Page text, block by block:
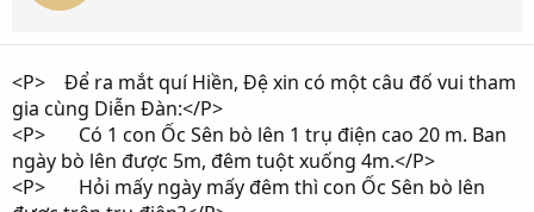
h
i
t
ạ
o
i
<P> Để ra mắt quí Hiền, Đệ xin có một câu đố vui tham
gia cùng Diễn Đàn:</P>
<P> Có 1 con Ốc Sên bò lên 1 trụ điện cao 20 m. Ban
ngày bò lên được 5m, đêm tuột xuống 4m.</P>
<P> Hỏi mấy ngày mấy đêm thì con Ốc Sên bò lên